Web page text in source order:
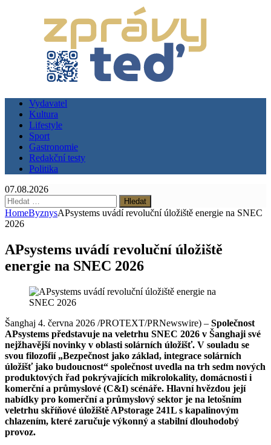
Vydavatel
Kultura
Lifestyle
Sport
Gastronomie
Redakční testy
Politika
07.08.2026
Vyhledávání
HomeByznysAPsystems uvádí revoluční úložiště energie na SNEC
2026
APsystems uvádí revoluční úložiště
energie na SNEC 2026
Šanghaj 4. června 2026 /PROTEXT/PRNewswire) – Společnost
APsystems představuje na veletrhu SNEC 2026 v Šanghaji své
nejžhavější novinky v oblasti solárních úložišť. V souladu se
svou filozofií „Bezpečnost jako základ, integrace solárních
úložišť jako budoucnost“ společnost uvedla na trh sedm nových
produktových řad pokrývajících mikrolokality, domácnosti i
komerční a průmyslové (C&I) scénáře. Hlavní hvězdou její
nabídky pro komerční a průmyslový sektor je na letošním
veletrhu skříňové úložiště APstorage 241L s kapalinovým
chlazením, které zaručuje výkonný a stabilní dlouhodobý
provoz.